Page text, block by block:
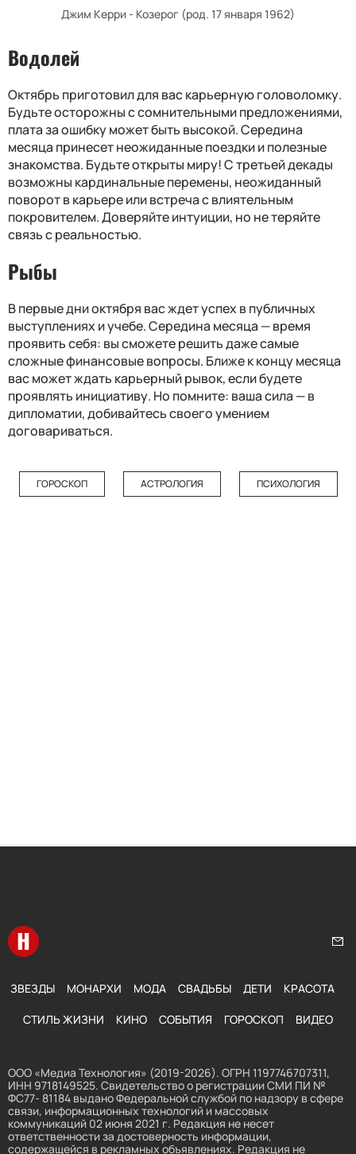
Джим Керри - Козерог (род. 17 января 1962)
Водолей
Октябрь приготовил для вас карьерную головоломку.
Будьте осторожны с сомнительными предложениями,
плата за ошибку может быть высокой. Середина
месяца принесет неожиданные поездки и полезные
знакомства. Будьте открыты миру! С третьей декады
возможны кардинальные перемены, неожиданный
поворот в карьере или встреча с влиятельным
покровителем. Доверяйте интуиции, но не теряйте
связь с реальностью.
Рыбы
В первые дни октября вас ждет успех в публичных
выступлениях и учебе. Середина месяца — время
проявить себя: вы сможете решить даже самые
сложные финансовые вопросы. Ближе к концу месяца
вас может ждать карьерный рывок, если будете
проявлять инициативу. Но помните: ваша сила — в
дипломатии, добивайтесь своего умением
договариваться.
ГОРОСКОП АСТРОЛОГИЯ ПСИХОЛОГИЯ
Перейти на главную
ЗВЕЗДЫ МОНАРХИ МОДА СВАДЬБЫ ДЕТИ КРАСОТА
СТИЛЬ ЖИЗНИ КИНО СОБЫТИЯ ГОРОСКОП ВИДЕО
ООО «Медиа Технология» (2019-2026). ОГРН 1197746707311,
ИНН 9718149525. Свидетельство о регистрации СМИ ПИ №
ФС77- 81184 выдано Федеральной службой по надзору в сфере
связи, информационных технологий и массовых
коммуникаций 02 июня 2021 г. Редакция не несет
ответственности за достоверность информации,
содержащейся в рекламных объявлениях. Редакция не